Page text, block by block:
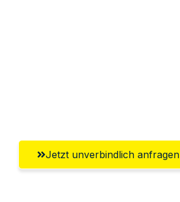
Jetzt unverbindlich anfragen